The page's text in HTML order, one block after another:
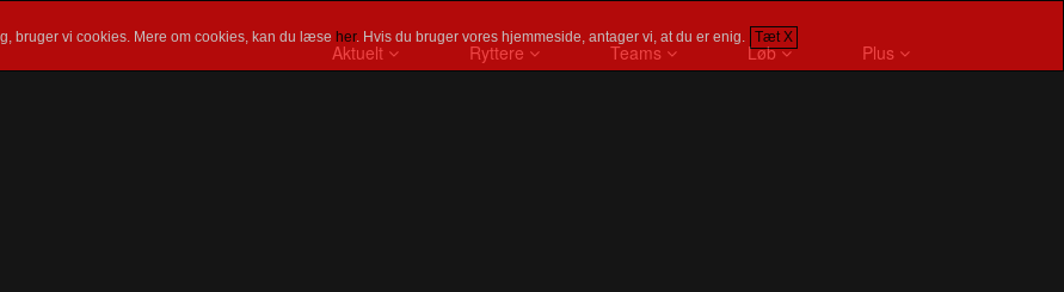
bruger vi cookies. Mere om cookies, kan du læse her. Hvis du bruger vores hjemmeside, antager vi, at du er enig. Tæt X
Aktuelt Ryttere Teams Løb Plus